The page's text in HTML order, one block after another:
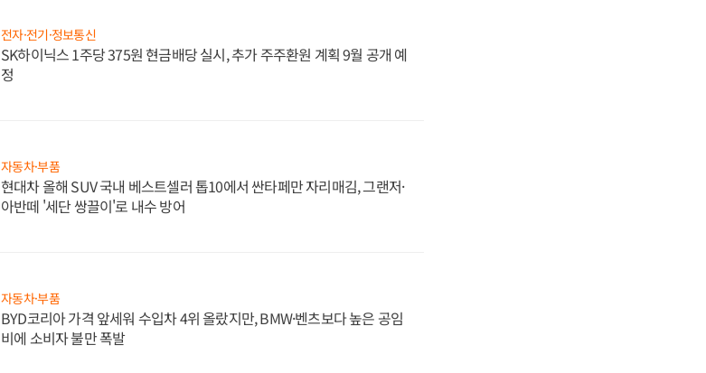
전자·전기·정보통신
SK하이닉스 1주당 375원 현금배당 실시, 추가 주주환원 계획 9월 공개 예
정
자동차·부품
현대차 올해 SUV 국내 베스트셀러 톱10에서 싼타페만 자리매김, 그랜저·
아반떼 '세단 쌍끌이'로 내수 방어
자동차·부품
BYD코리아 가격 앞세워 수입차 4위 올랐지만, BMW·벤츠보다 높은 공임
비에 소비자 불만 폭발